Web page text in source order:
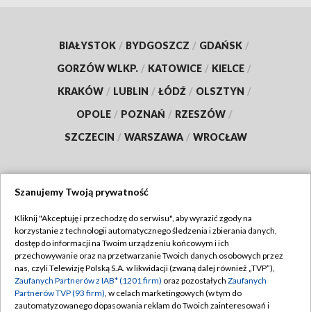
BIAŁYSTOK / BYDGOSZCZ / GDAŃSK /
GORZÓW WLKP. / KATOWICE / KIELCE /
KRAKÓW / LUBLIN / ŁÓDŹ / OLSZTYN /
OPOLE / POZNAŃ / RZESZÓW /
SZCZECIN / WARSZAWA / WROCŁAW
TVP
Abonament TVP
Emisja w TVP
Centrum informacji TVP
Regulamin TVP
Polityka prywatności
Moje zgody
Szanujemy Twoją prywatność
Kliknij "Akceptuję i przechodzę do serwisu", aby wyrazić zgody na
korzystanie z technologii automatycznego śledzenia i zbierania danych,
dostęp do informacji na Twoim urządzeniu końcowym i ich
przechowywanie oraz na przetwarzanie Twoich danych osobowych przez
nas, czyli Telewizję Polską S.A. w likwidacji (zwaną dalej również „TVP”),
Zaufanych Partnerów z IAB* (1201 firm) oraz pozostałych Zaufanych
Partnerów TVP (93 firm), w celach marketingowych (w tym do
zautomatyzowanego dopasowania reklam do Twoich zainteresowań i